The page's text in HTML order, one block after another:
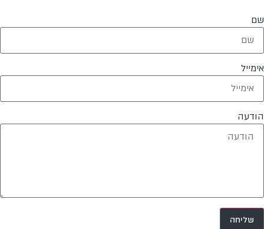
שם
אימייל
הודעה
שליחה